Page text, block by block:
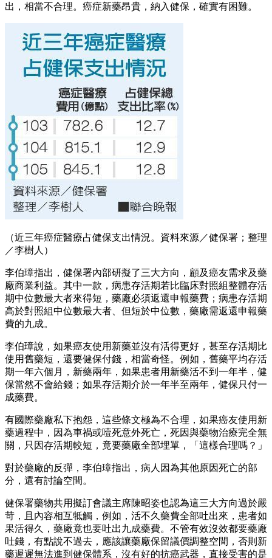
出，相當不合理。癌症新藥昂貴，納入健保，確實有困難。
（近三年癌症醫療占健保支出情況。資料來源／健保署；整理
／李樹人）
李伯璋指出，健保署內部研擬了三大方向，顧及癌友需求及藥
廠商業利益。其中一款，病患存活期若比臨床對照組整體存活
期中位數最大者來得短，藥廠必須返還申報藥費；病患存活期
高於對照組中位數最大者、但短於中位數，藥廠需返還申報藥
費的九成。
李伯璋說，如果癌友使用新藥並沒有活得更好，甚至存活期比
使用舊藥短，還要健保付錢，相當奇怪。例如，舊藥平均存活
期一年六個月，新藥兩年，如果患者用新藥活不到一年半，健
保當然不會給錢；如果存活期介於一年半至兩年，健保只付一
成藥費。
有國際藥廠私下抱怨，這些條文極為不合理，如果癌友使用新
藥過程中，因為車禍或噎死意外死亡，死因與藥物治療完全無
關，只因存活期較短，竟要藥廠全部埋單，「這樣合理嗎？」
對於藥廠的反彈，李伯璋指出，病人因為其他原因死亡的部
分，還有討論空間。
健保署藥物共用擬訂會議主席陳昭姿也認為這三大方向過於嚴
苛，且內容相互牴觸，例如，活不久藥費全部吐出來，患者如
果活得久，藥廠竟也要吐出九成藥費。不管有效沒效都要藥廠
吐錢，有點說不過去，應該讓藥廠保留議價調整空間，否則新
藥遲遲無法進到健保體系，沒有好的抗癌武器，直接受害的是